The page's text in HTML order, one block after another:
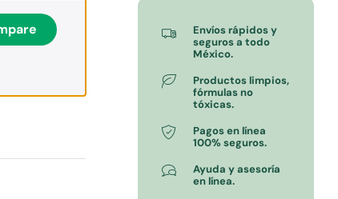
Envíos rápidos y
seguros a todo
México.
Productos limpios,
fórmulas no
tóxicas.
Pagos en línea
100% seguros.
Ayuda y asesoría
en línea.